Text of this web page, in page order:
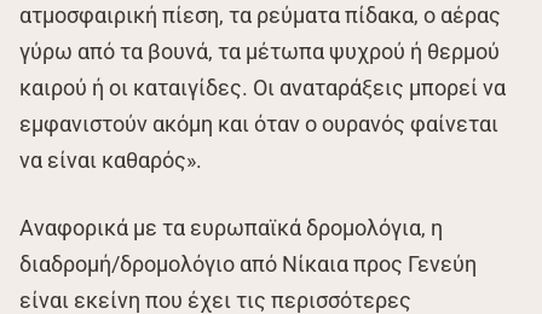
ατμοσφαιρική πίεση, τα ρεύματα πίδακα, ο αέρας
γύρω από τα βουνά, τα μέτωπα ψυχρού ή θερμού
καιρού ή οι καταιγίδες. Οι αναταράξεις μπορεί να
εμφανιστούν ακόμη και όταν ο ουρανός φαίνεται
να είναι καθαρός».
Αναφορικά με τα ευρωπαϊκά δρομολόγια, η
διαδρομή/δρομολόγιο από Νίκαια προς Γενεύη
είναι εκείνη που έχει τις περισσότερες